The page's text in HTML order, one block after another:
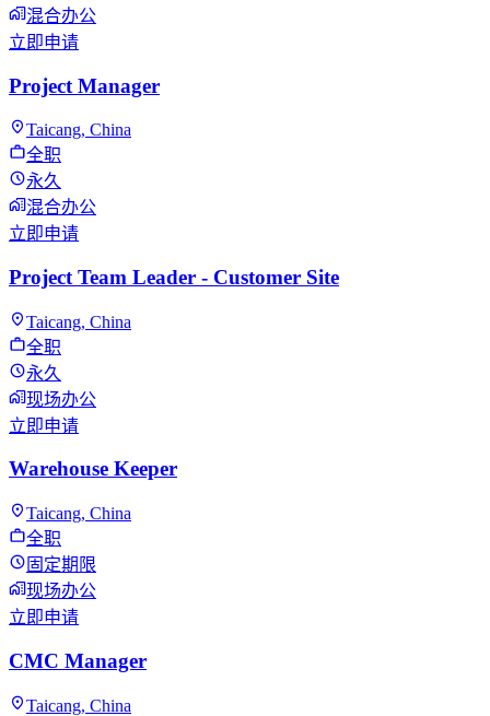
混合办公
立即申请
Project Manager
Taicang, China
全职
永久
混合办公
立即申请
Project Team Leader - Customer Site
Taicang, China
全职
永久
现场办公
立即申请
Warehouse Keeper
Taicang, China
全职
固定期限
现场办公
立即申请
CMC Manager
Taicang, China